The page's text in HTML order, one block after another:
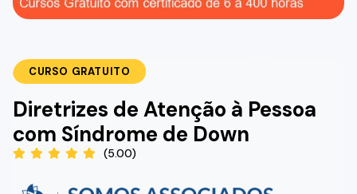
CURSO GRATUITO
Diretrizes de Atenção à Pessoa
com Síndrome de Down
(5.00)